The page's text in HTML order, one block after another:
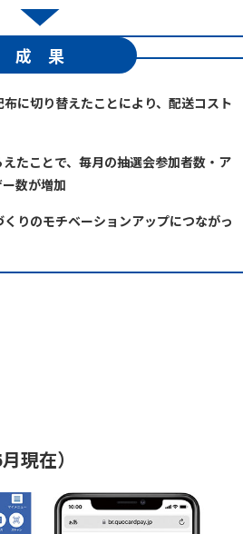
成 果
に切り替えたことにより、配送コスト
たことで、毎月の抽選会参加者数・ア
数が増加
りのモチベーションアップにつながっ
現在）